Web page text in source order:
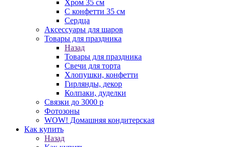
Хром 35 см
С конфетти 35 см
Сердца
Аксессуары для шаров
Товары для праздника
Назад
Товары для праздника
Свечи для торта
Хлопушки, конфетти
Гирлянды, декор
Колпаки, дуделки
Связки до 3000 р
Фотозоны
WOW! Домашняя кондитерская
Как купить
Назад